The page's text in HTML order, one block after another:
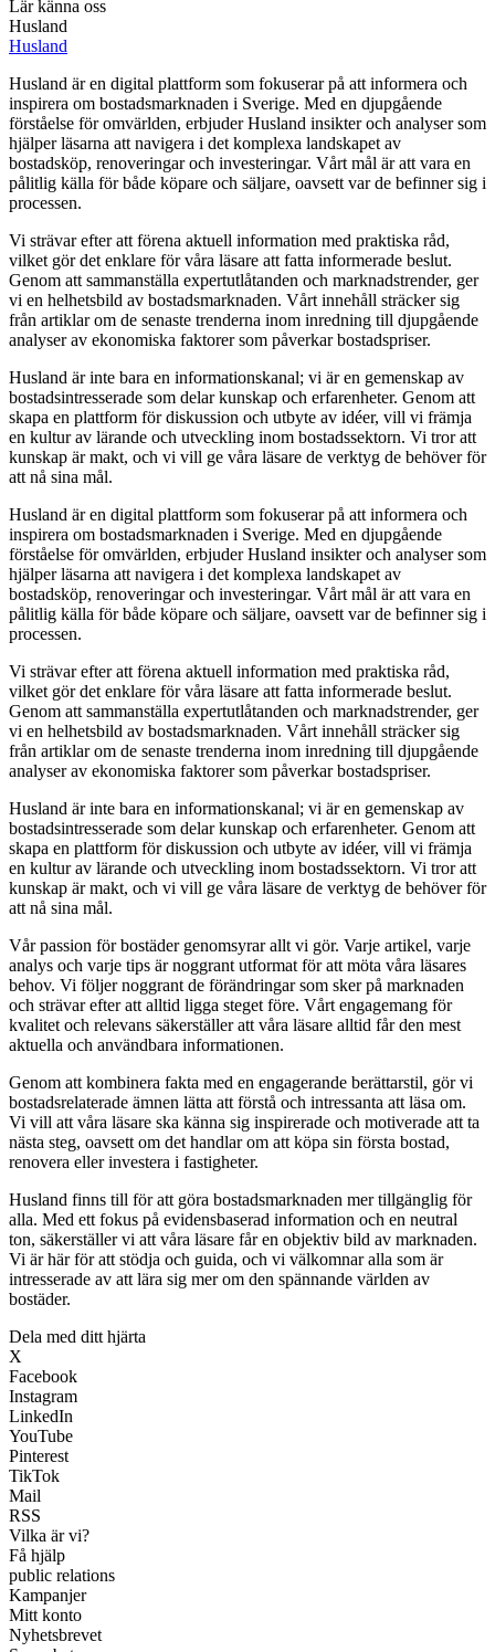
Lär känna oss
Husland
Husland
Husland är en digital plattform som fokuserar på att informera och
inspirera om bostadsmarknaden i Sverige. Med en djupgående
förståelse för omvärlden, erbjuder Husland insikter och analyser som
hjälper läsarna att navigera i det komplexa landskapet av
bostadsköp, renoveringar och investeringar. Vårt mål är att vara en
pålitlig källa för både köpare och säljare, oavsett var de befinner sig i
processen.
Vi strävar efter att förena aktuell information med praktiska råd,
vilket gör det enklare för våra läsare att fatta informerade beslut.
Genom att sammanställa expertutlåtanden och marknadstrender, ger
vi en helhetsbild av bostadsmarknaden. Vårt innehåll sträcker sig
från artiklar om de senaste trenderna inom inredning till djupgående
analyser av ekonomiska faktorer som påverkar bostadspriser.
Husland är inte bara en informationskanal; vi är en gemenskap av
bostadsintresserade som delar kunskap och erfarenheter. Genom att
skapa en plattform för diskussion och utbyte av idéer, vill vi främja
en kultur av lärande och utveckling inom bostadssektorn. Vi tror att
kunskap är makt, och vi vill ge våra läsare de verktyg de behöver för
att nå sina mål.
Husland är en digital plattform som fokuserar på att informera och
inspirera om bostadsmarknaden i Sverige. Med en djupgående
förståelse för omvärlden, erbjuder Husland insikter och analyser som
hjälper läsarna att navigera i det komplexa landskapet av
bostadsköp, renoveringar och investeringar. Vårt mål är att vara en
pålitlig källa för både köpare och säljare, oavsett var de befinner sig i
processen.
Vi strävar efter att förena aktuell information med praktiska råd,
vilket gör det enklare för våra läsare att fatta informerade beslut.
Genom att sammanställa expertutlåtanden och marknadstrender, ger
vi en helhetsbild av bostadsmarknaden. Vårt innehåll sträcker sig
från artiklar om de senaste trenderna inom inredning till djupgående
analyser av ekonomiska faktorer som påverkar bostadspriser.
Husland är inte bara en informationskanal; vi är en gemenskap av
bostadsintresserade som delar kunskap och erfarenheter. Genom att
skapa en plattform för diskussion och utbyte av idéer, vill vi främja
en kultur av lärande och utveckling inom bostadssektorn. Vi tror att
kunskap är makt, och vi vill ge våra läsare de verktyg de behöver för
att nå sina mål.
Vår passion för bostäder genomsyrar allt vi gör. Varje artikel, varje
analys och varje tips är noggrant utformat för att möta våra läsares
behov. Vi följer noggrant de förändringar som sker på marknaden
och strävar efter att alltid ligga steget före. Vårt engagemang för
kvalitet och relevans säkerställer att våra läsare alltid får den mest
aktuella och användbara informationen.
Genom att kombinera fakta med en engagerande berättarstil, gör vi
bostadsrelaterade ämnen lätta att förstå och intressanta att läsa om.
Vi vill att våra läsare ska känna sig inspirerade och motiverade att ta
nästa steg, oavsett om det handlar om att köpa sin första bostad,
renovera eller investera i fastigheter.
Husland finns till för att göra bostadsmarknaden mer tillgänglig för
alla. Med ett fokus på evidensbaserad information och en neutral
ton, säkerställer vi att våra läsare får en objektiv bild av marknaden.
Vi är här för att stödja och guida, och vi välkomnar alla som är
intresserade av att lära sig mer om den spännande världen av
bostäder.
Dela med ditt hjärta
X
Facebook
Instagram
LinkedIn
YouTube
Pinterest
TikTok
Mail
RSS
Vilka är vi?
Få hjälp
public relations
Kampanjer
Mitt konto
Nyhetsbrevet